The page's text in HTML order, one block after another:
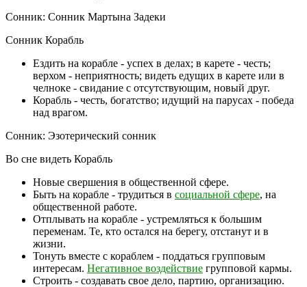
Сонник: Сонник Мартына Задеки
Сонник Корабль
Ездить на корабле - успех в делах; в карете - честь;
верхом - неприятность; видеть едущих в карете или в
челноке - свидание с отсутствующим, новый друг.
Корабль - честь, богатство; идущий на парусах - победа
над врагом.
Сонник: Эзотерический сонник
Во сне видеть Корабль
Новые свершения в общественной сфере.
Быть на корабле - трудиться в социальной сфере, на
общественной работе.
Отплывать на корабле - устремляться к большим
переменам. Те, кто остался на берегу, отстанут и в
жизни.
Тонуть вместе с кораблем - поддаться групповым
интересам. Негативное воздействие групповой кармы.
Строить - создавать свое дело, партию, организацию.